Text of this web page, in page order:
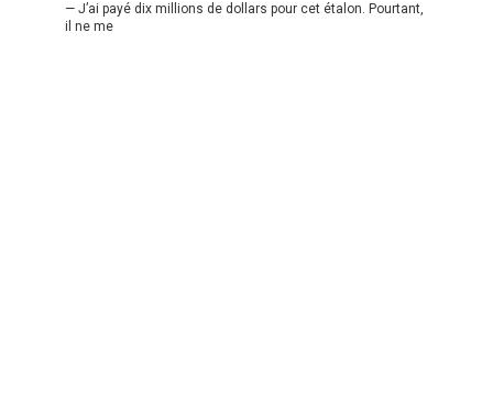
— J’ai payé dix millions de dollars pour cet étalon. Pourtant,
il ne me